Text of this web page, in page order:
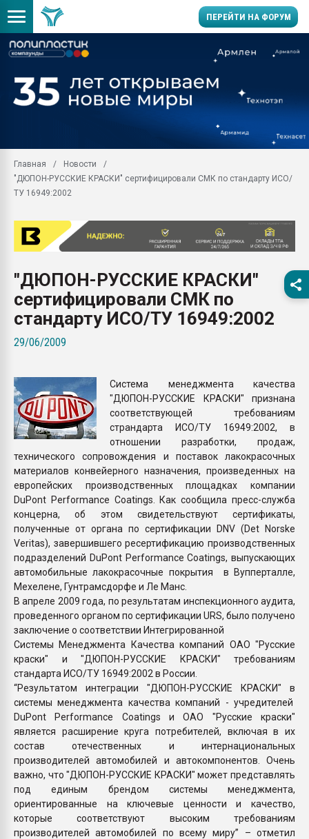
ПЕРЕЙТИ НА ФОРУМ
производство SPC
заводу пластмасс"
28.07.2026
первый план в
28.07.2026
ситуацией на
Всё, что касается
Главная
Новости
"ДЮПОН-РУССКИЕ КРАСКИ" сертифицировали СМК по стандарту ИСО/
ТУ 16949:2002
"ДЮПОН-РУССКИЕ КРАСКИ"
сертифицировали СМК по
стандарту ИСО/ТУ 16949:2002
29/06/2009
Система менеджмента качества
"ДЮПОН-РУССКИЕ КРАСКИ" признана
соответствующей требованиям
страндарта ИСО/ТУ 16949:2002, в
отношении разработки, продаж,
технического сопровождения и поставок лакокрасочных
материалов конвейерного назначения, произведенных на
европейских производственных площадках компании
DuPont Performance Coatings. Как сообщила пресс-служба
концерна, об этом свидетельствуют сертификаты,
полученные от органа по сертификации DNV (Det Norske
Veritas), завершившего ресертификацию производственных
подразделений DuPont Performance Coatings, выпускающих
автомобильные лакокрасочные покрытия в Вупперталле,
Мехелене, Гунтрамсдорфе и Ле Манс.
В апреле 2009 года, по результатам инспекционного аудита,
проведенного органом по сертификации URS, было получено
заключение о соответствии Интегрированной
Системы Менеджмента Качества компаний ОАО "Русские
краски" и "ДЮПОН-РУССКИЕ КРАСКИ" требованиям
стандарта ИСО/ТУ 16949:2002 в России.
“Результатом интеграции "ДЮПОН-РУССКИЕ КРАСКИ" в
системы менеджмента качества компаний - учредителей
DuPont Performance Coatings и ОАО "Русские краски"
является расширение круга потребителей, включая в их
состав отечественных и интернациональных
производителей автомобилей и автокомпонентов. Очень
важно, что "ДЮПОН-РУССКИЕ КРАСКИ" может представлять
под единым брендом системы менеджмента,
ориентированные на ключевые ценности и качество,
которые соответствуют высоким требованиям
производителей автомобилей по всему миру” – отметил